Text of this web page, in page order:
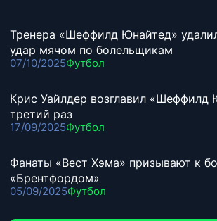
Тренера «Шеффилд Юнайтед»
удар мячом по болельщикам
07/10/2025Футбол
Крис Уайлдер возглавил «Шеффилд
третий раз
17/09/2025Футбол
Фанаты «Вест Хэма» призывают к
«Брентфордом»
05/09/2025Футбол